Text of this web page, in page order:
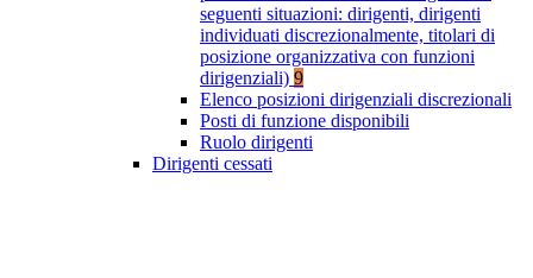
seguenti situazioni: dirigenti, dirigenti
individuati discrezionalmente, titolari di
posizione organizzativa con funzioni
dirigenziali) 9
Elenco posizioni dirigenziali discrezionali
Posti di funzione disponibili
Ruolo dirigenti
Dirigenti cessati